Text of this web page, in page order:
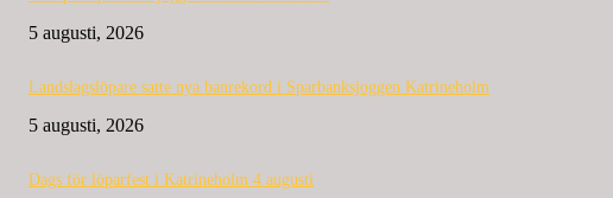
5 augusti, 2026
Landslagslöpare satte nya banrekord i Sparbanksjoggen Katrineholm
5 augusti, 2026
Dags för löparfest i Katrineholm 4 augusti